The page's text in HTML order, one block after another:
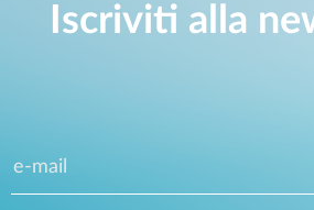
Iscriviti alla